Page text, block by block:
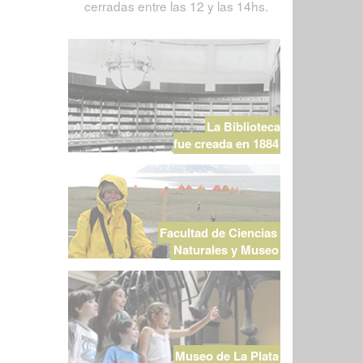
cerradas entre las 12 y las 14hs.
La Biblioteca
fue creada en 1884
Facultad de Ciencias
Naturales y Museo
Museo de La Plata